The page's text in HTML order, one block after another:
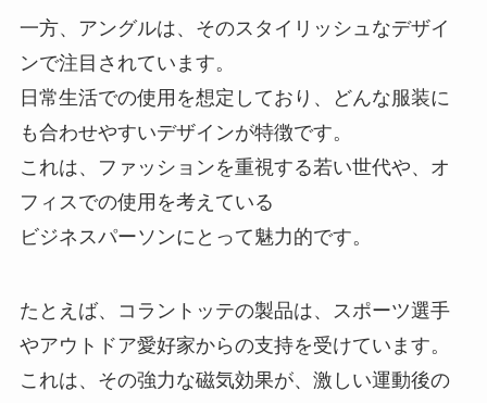
一方、アングルは、そのスタイリッシュなデザイ
ンで注目されています。
日常生活での使用を想定しており、どんな服装に
も合わせやすいデザインが特徴です。
これは、ファッションを重視する若い世代や、オ
フィスでの使用を考えている
ビジネスパーソンにとって魅力的です。
たとえば、コラントッテの製品は、スポーツ選手
やアウトドア愛好家からの支持を受けています。
これは、その強力な磁気効果が、激しい運動後の